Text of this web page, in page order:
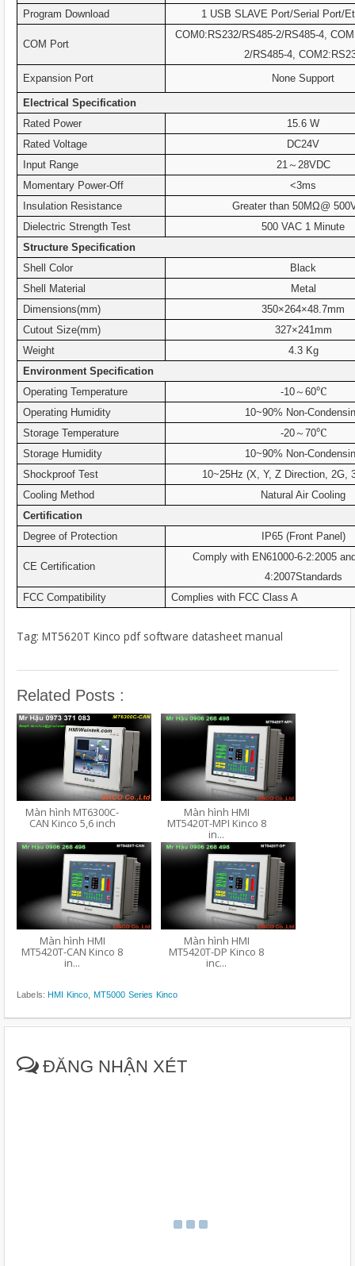
Program Download
1 USB SLAVE Port/Serial Port/
COM Port
COM0:RS232/RS485-2/RS485-4,
2/RS485-4,
Expansion Port
None Support
Electrical Specification
Rated Power
15.6 W
Rated Voltage
DC24V
Input Range
21 ～ 28VDC
Momentary Power-Off
<3ms
Insulation Resistance
Greater than 50MΩ@
Dielectric Strength Test
500 VAC 1 Minute
Structure Specification
Shell Color
Black
Shell Material
Metal
Dimensions(mm)
350×264×48.7mm
Cutout Size(mm)
327×241mm
Weight
4.3 Kg
Environment Specification
Operating Temperature
-10～ 60℃
Operating Humidity
10~90% Non-
Storage Temperature
-20～ 70℃
Storage Humidity
10~90% Non-
Shockproof Test
10~25Hz (X, Y, Z Direction, 2G,
Cooling Method
Natural Air Cooling
Certification
Degree of Protection
IP65 (Front Panel)
CE Certification
Comply with EN61000-6-2:2005
4:2007Standards
FCC Compatibility
Complies with FCC Class A
Tag: MT5620T Kinco pdf software datasheet manual
Related Posts :
Màn hình MT6300C-
CAN Kinco 5,6 inch
Màn hình HMI
MT5420T-MPI Kinco 8
in...
Màn hình HMI
MT5420T-CAN Kinco 8
in...
Màn hình HMI
MT5420T-DP Kinco 8
inc...
Labels:HMI Kinco MT5000 Series Kinco
ĐĂNG NHẬN XÉT